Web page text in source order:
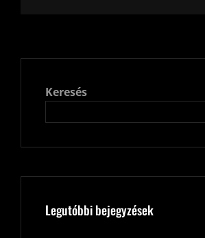
Keresés
Legutóbbi bejegyzések